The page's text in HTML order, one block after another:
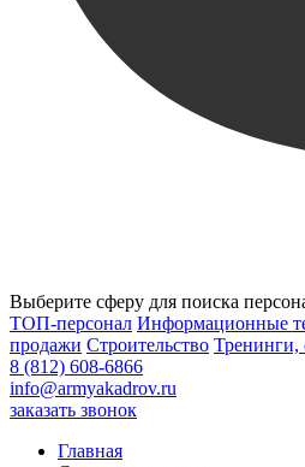
Выберите сферу для поиска
ТОП-персонал Информационные
продажи Строительство Тренинги,
8 (812) 608-6866
info@armyakadrov.ru
заказать звонок
Главная